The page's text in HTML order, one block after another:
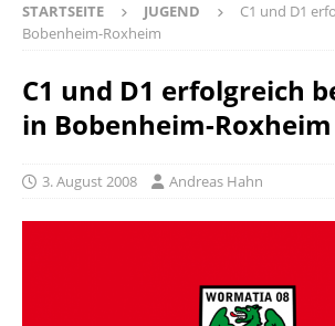
STARTSEITE JUGEND
C1 und D1
Bobenheim-Roxheim
C1 und D1 erfolgreich
in Bobenheim-Roxheim
3. August 2008 Andreas Hahn